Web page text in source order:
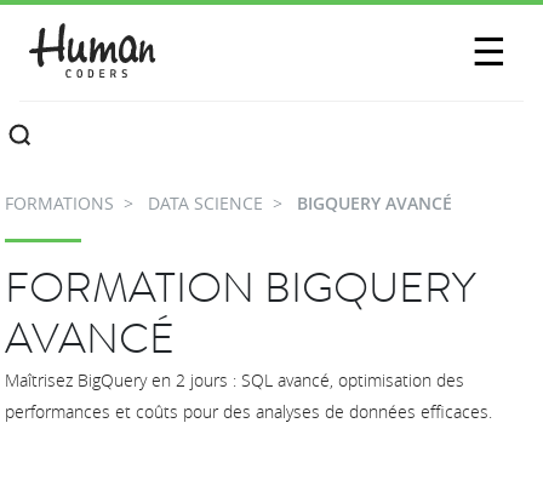
☰
CONTACTEZ-NOUS
FORMATIONS DATA SCIENCE BIGQUERY AVANCÉ
FORMATION BIGQUERY
AVANCÉ
Maîtrisez BigQuery en 2 jours : SQL avancé, optimisation des
performances et coûts pour des analyses de données efficaces.